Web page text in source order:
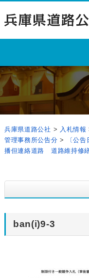
兵庫県道路公社 > 入札情報
管理事務所公告分 >
〔公
播但連絡道路 道路維持修
ban(i)9-3